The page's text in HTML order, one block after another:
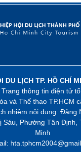
DU LỊCH TP. HỒ CHÍ
thông tin điện tử
và Thể thao TP.HCM
nhiệm nội dung: Đặng
Sáu, Phường Tân Định,
Minh